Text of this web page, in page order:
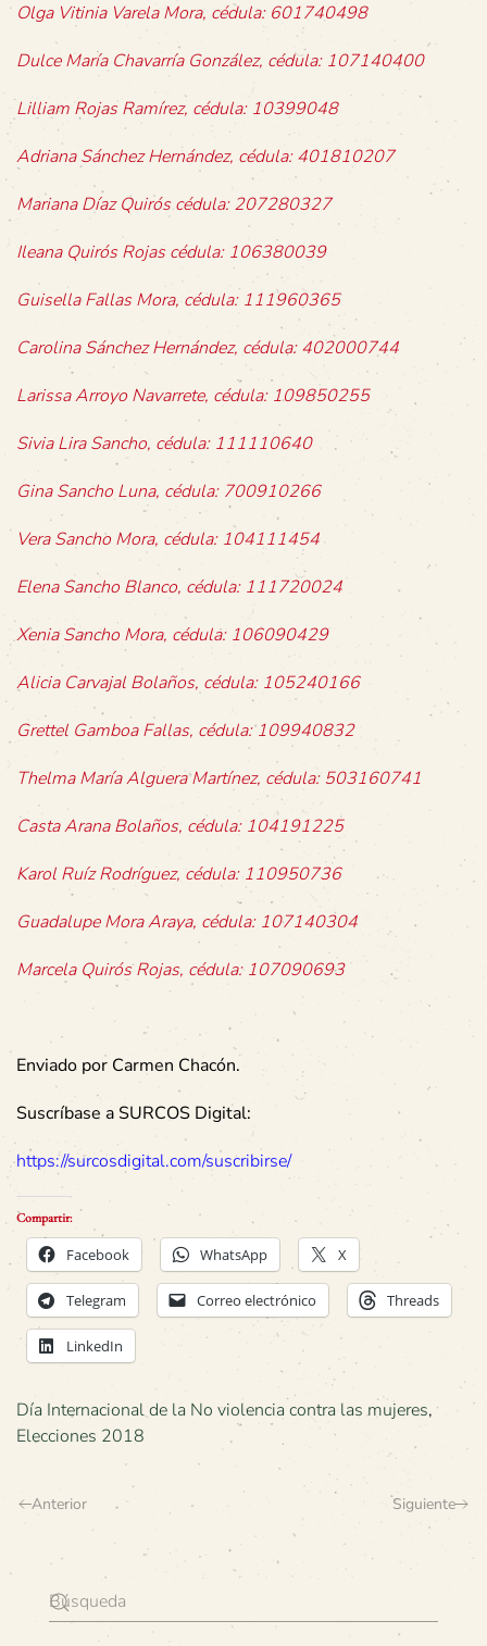
Olga Vitinia Varela Mora, cédula: 601740498
Dulce María Chavarría González, cédula: 107140400
Lilliam Rojas Ramírez, cédula: 10399048
Adriana Sánchez Hernández, cédula: 401810207
Mariana Díaz Quirós cédula: 207280327
Ileana Quirós Rojas cédula: 106380039
Guisella Fallas Mora, cédula: 111960365
Carolina Sánchez Hernández, cédula: 402000744
Larissa Arroyo Navarrete, cédula: 109850255
Sivia Lira Sancho, cédula: 111110640
Gina Sancho Luna, cédula: 700910266
Vera Sancho Mora, cédula: 104111454
Elena Sancho Blanco, cédula: 111720024
Xenia Sancho Mora, cédula: 106090429
Alicia Carvajal Bolaños, cédula: 105240166
Grettel Gamboa Fallas, cédula: 109940832
Thelma María Alguera Martínez, cédula: 503160741
Casta Arana Bolaños, cédula: 104191225
Karol Ruíz Rodríguez, cédula: 110950736
Guadalupe Mora Araya, cédula: 107140304
Marcela Quirós Rojas, cédula: 107090693
Enviado por Carmen Chacón.
Suscríbase a SURCOS Digital:
https://surcosdigital.com/suscribirse/
Compartir:
Facebook WhatsApp X
Telegram Correo electrónico Threads
LinkedIn
Día Internacional de la No violencia contra las mujeres,
Elecciones 2018
Anterior Siguiente